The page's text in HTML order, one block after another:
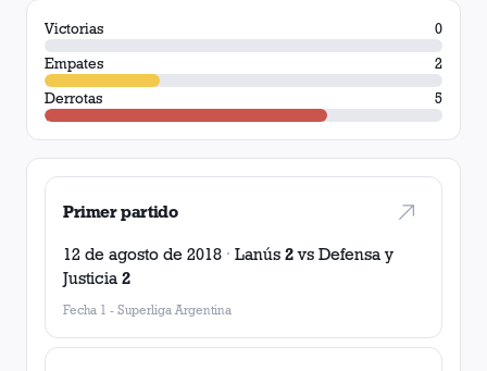
Victorias
0
Empates
2
Derrotas
5
Primer partido
12 de agosto de 2018 · Lanús 2vs Defensa y
Justicia 2
Fecha 1 - Superliga Argentina